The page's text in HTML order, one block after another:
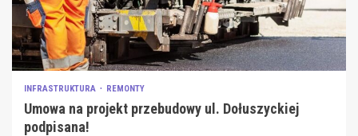
INFRASTRUKTURA REMONTY
Umowa na projekt przebudowy ul. Dołuszyckiej
podpisana!